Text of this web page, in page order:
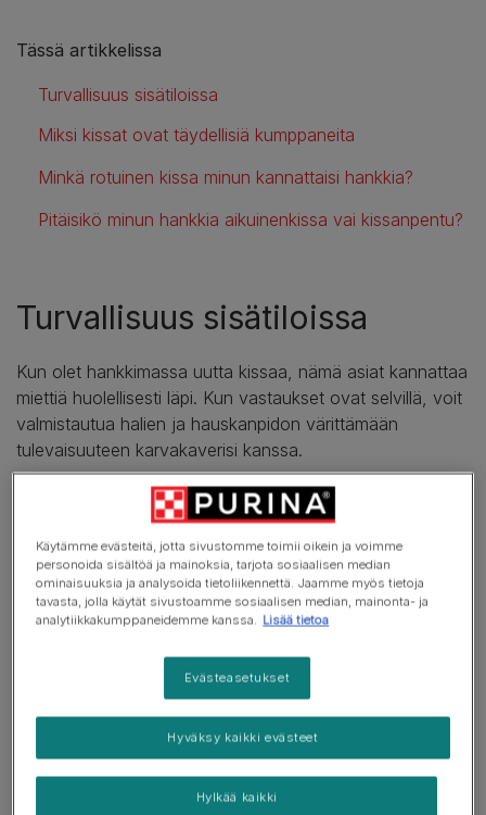
Tässä artikkelissa
Turvallisuus sisätiloissa
Miksi kissat ovat täydellisiä kumppaneita
Minkä rotuinen kissa minun kannattaisi hankkia?
Pitäisikö minun hankkia aikuinenkissa vai kissanpentu?
Turvallisuus sisätiloissa
Kun olet hankkimassa uutta kissaa, nämä asiat kannattaa
miettiä huolellisesti läpi. Kun vastaukset ovat selvillä, voit
valmistautua halien ja hauskanpidon värittämään
tulevaisuuteen karvakaverisi kanssa.
Mistä siis kannattaa aloittaa ja mitä kissamaiselta
perheenlisäykseltä voi oikein odottaa?
Miksi kissat ovat täydellisiä
kumppaneita
Käytämme evästeitä, jotta sivustomme toimii oikein ja voimme
personoida sisältöä ja mainoksia, tarjota sosiaalisen median
ominaisuuksia ja analysoida tietoliikennettä. Jaamme myös tietoja
tavasta, jolla käytät sivustoamme sosiaalisen median, mainonta- ja
analytiikkakumppaneidemme kanssa. Lisää tietoa
Evästeasetukset
Hylkää kaikki
Hyväksy kaikki evästeet